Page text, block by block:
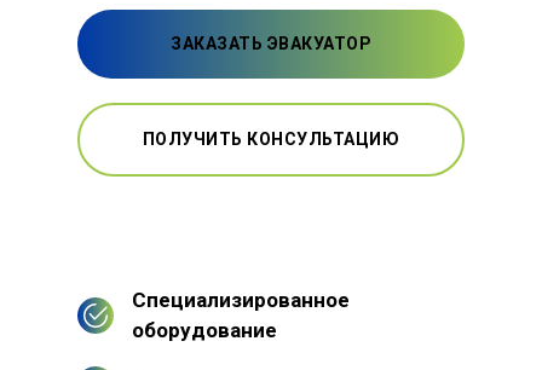
ЗАКАЗАТЬ ЭВАКУАТОР
ПОЛУЧИТЬ КОНСУЛЬТАЦИЮ
Специализированное
оборудование